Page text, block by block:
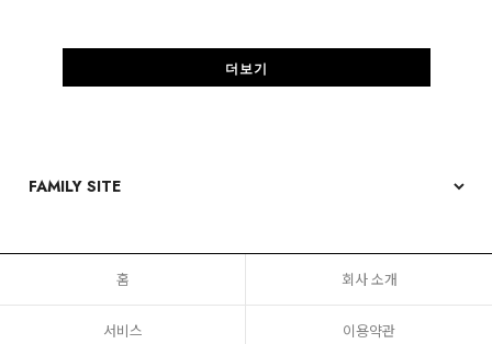
더보기
홈 회사 소개
서비스 이용약관